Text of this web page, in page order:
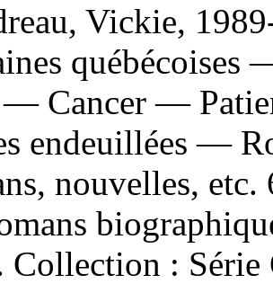
Vickie,
québécoises
— Cancer —
endeuillées —
nouvelles,
: Série